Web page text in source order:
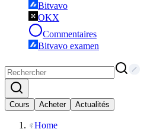
Bitvavo
OKX
Commentaires
Bitvavo examen
Cours Acheter Actualités
Home